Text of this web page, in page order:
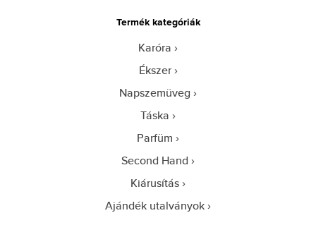
Termék kategóriák
Karóra
Ékszer
Napszemüveg
Táska
Parfüm
Second Hand
Kiárusítás
Ajándék utalványok